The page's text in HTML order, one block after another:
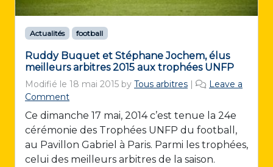
Actualités football
Ruddy Buquet et Stéphane Jochem, élus
meilleurs arbitres 2015 aux trophées UNFP
Modifié le 18 mai 2015 by Tous arbitres |
Leave a
Comment
Ce dimanche 17 mai, 2014 c’est tenue la 24e
cérémonie des Trophées UNFP du football,
au Pavillon Gabriel à Paris. Parmi les trophées,
celui des meilleurs arbitres de la saison.